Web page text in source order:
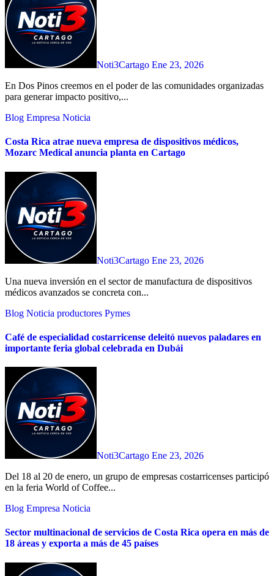
Noti3Cartago Ene 23, 2026
En Dos Pinos creemos en el poder de las comunidades organizadas
para generar impacto positivo,...
Blog Empresa Noticia
Costa Rica atrae nueva empresa de dispositivos médicos,
Mozarc Medical anuncia planta en Cartago
Noti3Cartago Ene 23, 2026
Una nueva inversión en el sector de manufactura de dispositivos
médicos avanzados se concreta con...
Blog Noticia productores Pymes
Café de especialidad costarricense deleitó nuevos paladares en
importante feria global celebrada en Dubái
Noti3Cartago Ene 23, 2026
Del 18 al 20 de enero, un grupo de empresas costarricenses participó
en la feria World of Coffee...
Blog Empresa Noticia
Sector multinacional de servicios de Costa Rica opera en más de
18 áreas y exporta a más de 45 países